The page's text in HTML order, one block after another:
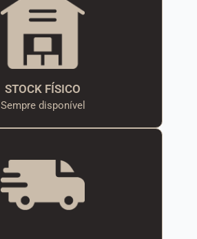
STOCK FÍSICO
Sempre disponível